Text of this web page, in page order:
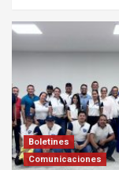
Boletines
Comunicaciones